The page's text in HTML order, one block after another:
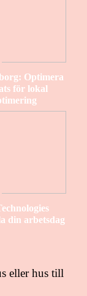
Optimera
för lokal
din arbetsdag
eller hus till